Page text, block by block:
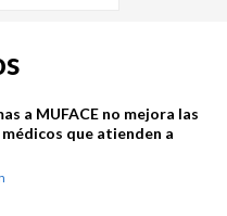
a MUFACE no mejora las
que atienden a